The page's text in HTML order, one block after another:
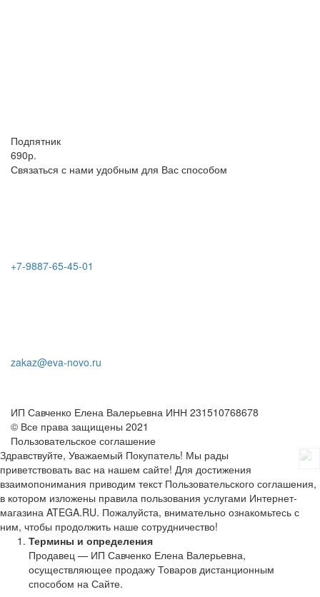
Подпятник
690р.
Связаться с нами удобным для Вас способом
+7-9887-65-45-01
zakaz@eva-novo.ru
ИП Савченко Елена Валерьевна ИНН 231510768678
© Все права защищены 2021
Пользовательское соглашение
Здравствуйте, Уважаемый Покупатель! Мы рады
приветствовать вас на нашем сайте! Для достижения
взаимопонимания приводим текст Пользовательского соглашения,
в котором изложены правила пользования услугами Интернет-
магазина ATEGA.RU. Пожалуйста, внимательно ознакомьтесь с
ним, чтобы продолжить наше сотрудничество!
Термины и определения
Продавец — ИП Савченко Елена Валерьевна,
осуществляющее продажу Товаров дистанционным
способом на Сайте.